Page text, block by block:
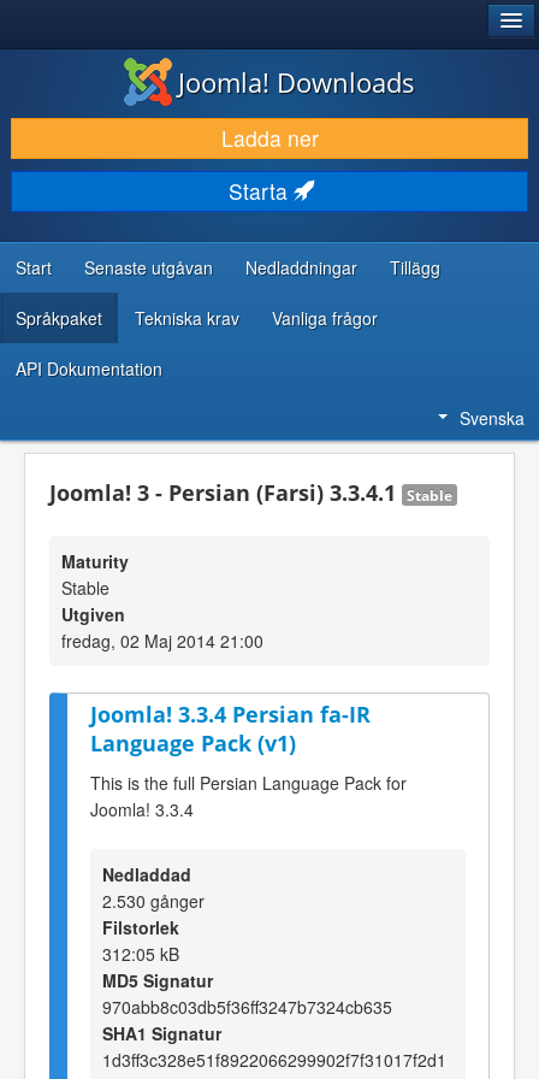
LADDA NER & UTÖKA
UPPTÄCK & LÄR
GEMENSKAP & SUPPORT
RESURSER FÖR UTVECKLARE
Joomla! Downloads
Ladda ner
Starta
Start Senaste utgåvan Nedladdningar Tillägg
Språkpaket Tekniska krav Vanliga frågor
API Dokumentation
Svenska
Joomla! 3 - Persian (Farsi) 3.3.4.1 Stable
Maturity
Stable
Utgiven
fredag, 02 Maj 2014 21:00
Joomla! 3.3.4 Persian fa-IR
Language Pack (v1)
This is the full Persian Language Pack for
Joomla! 3.3.4
Nedladdad
2.530 gånger
Filstorlek
312:05 kB
MD5 Signatur
970abb8c03db5f36ff3247b7324cb635
SHA1 Signatur
1d3ff3c328e51f8922066299902f7f31017f2d1